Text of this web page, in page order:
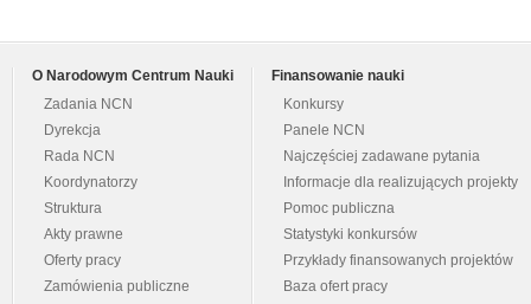
O Narodowym Centrum Nauki
Zadania NCN
Dyrekcja
Rada NCN
Koordynatorzy
Struktura
Akty prawne
Oferty pracy
Zamówienia publiczne
Finansowanie nauki
Konkursy
Panele NCN
Najczęściej zadawane pytania
Informacje dla realizujących projekty
Pomoc publiczna
Statystyki konkursów
Przykłady finansowanych projektów
Baza ofert pracy